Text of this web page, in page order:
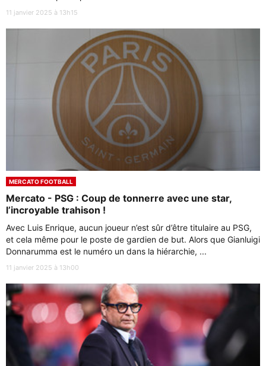
11 janvier 2025 à 13h15
MERCATO FOOTBALL
Mercato - PSG : Coup de tonnerre avec une star,
l’incroyable trahison !
Avec Luis Enrique, aucun joueur n’est sûr d’être titulaire au PSG,
et cela même pour le poste de gardien de but. Alors que Gianluigi
Donnarumma est le numéro un dans la hiérarchie, ...
11 janvier 2025 à 13h00